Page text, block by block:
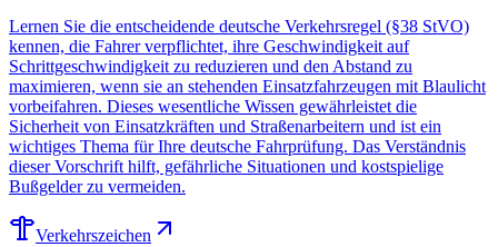
Lernen Sie die entscheidende deutsche Verkehrsregel (§38 StVO)
kennen, die Fahrer verpflichtet, ihre Geschwindigkeit auf
Schrittgeschwindigkeit zu reduzieren und den Abstand zu
maximieren, wenn sie an stehenden Einsatzfahrzeugen mit Blaulicht
vorbeifahren. Dieses wesentliche Wissen gewährleistet die
Sicherheit von Einsatzkräften und Straßenarbeitern und ist ein
wichtiges Thema für Ihre deutsche Fahrprüfung. Das Verständnis
dieser Vorschrift hilft, gefährliche Situationen und kostspielige
Bußgelder zu vermeiden.
Verkehrszeichen